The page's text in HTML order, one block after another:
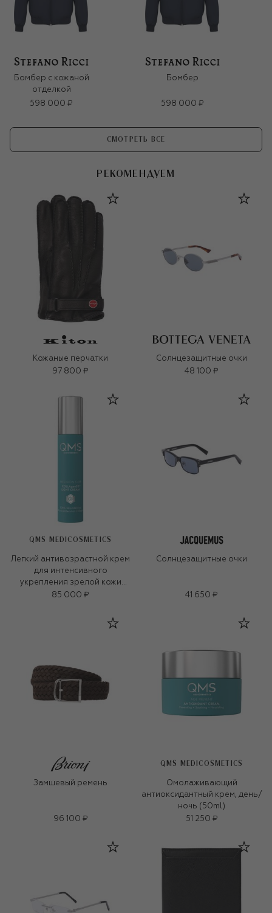
Бомбер с кожаной
отделкой
598 000 ₽
Бомбер
598 000 ₽
СМОТРЕТЬ ВСЕ
РЕКОМЕНДУЕМ
Кожаные перчатки
97 800 ₽
Солнцезащитные очки
48 100 ₽
QMS MEDICOSMETICS
Легкий антивозрастной крем
для интенсивного
укрепления зрелой кожи
«3D-коллаген» (50ml)
85 000 ₽
Солнцезащитные очки
41 650 ₽
Замшевый ремень
96 100 ₽
QMS MEDICOSMETICS
Омолаживающий
антиоксидантный крем, день/
ночь (50ml)
51 250 ₽